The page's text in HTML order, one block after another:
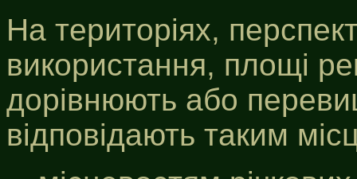
На територіях,
використання, площі
дорівнюють або
відповідають таким